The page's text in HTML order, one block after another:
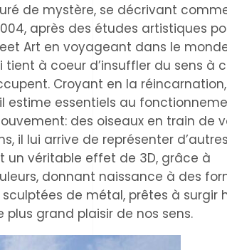
de mystère, se décrivant
après des études artistiques
Art en voyageant dans le
à coeur d’insuffler du sens à
Croyant en la
estime essentiels au
des oiseaux en train de
il lui arrive de représenter
un véritable effet de 3D, grâce à
donnant naissance à des
de métal, prêtes à surgir
plus grand plaisir de nos sens.